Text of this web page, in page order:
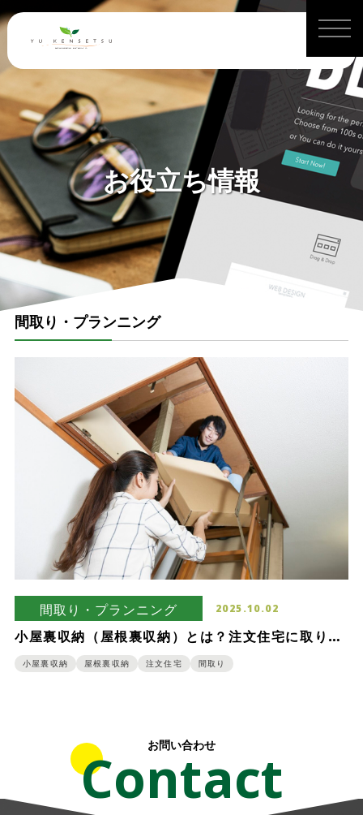
お役立ち情報
間取り・プランニング
間取り・プランニング 2025.10.02
小屋裏収納（屋根裏収納）とは？注文住宅に取り入
れるメリット・デメリット
小屋裏収納 屋根裏収納 注文住宅 間取り
お問い合わせ
Contact